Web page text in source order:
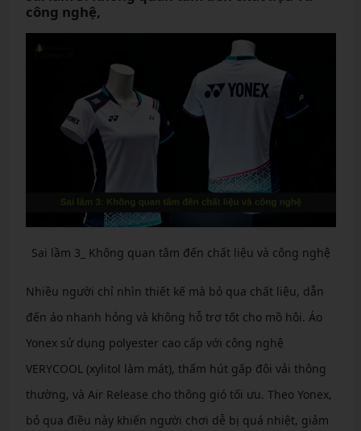
công nghệ,
Sai lầm 3_ Không quan tâm đến chất liệu và công nghệ
Nhiều người chỉ nhìn thiết kế mà bỏ qua chất liệu, dẫn
đến áo nhanh hỏng và không hỗ trợ tốt cho mồ hôi. Áo
Yonex sử dụng polyester cao cấp với công nghệ
VERYCOOL (xylitol làm mát), thấm hút gấp đôi vải thông
thường, và Air Release cho thông gió tối ưu. Theo Yonex,
bỏ qua điều này khiến người chơi dễ bị quá nhiệt, giảm